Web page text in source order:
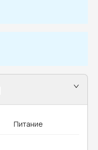
Питание